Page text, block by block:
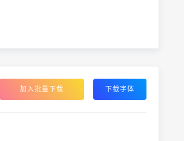
加入批量下载 下载字体